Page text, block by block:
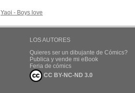
Yaoi - Boys love
LOS AUTORES
Quieres ser un dibujante de Cómics?
Publica y vende mi eBook
Feria de cómics
CC BY-NC-ND 3.0